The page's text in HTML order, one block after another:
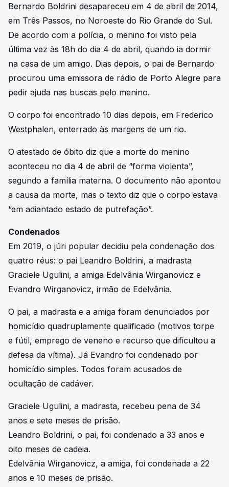
Bernardo Boldrini desapareceu em 4 de abril de 2014,
em Três Passos, no Noroeste do Rio Grande do Sul.
De acordo com a polícia, o menino foi visto pela
última vez às 18h do dia 4 de abril, quando ia dormir
na casa de um amigo. Dias depois, o pai de Bernardo
procurou uma emissora de rádio de Porto Alegre para
pedir ajuda nas buscas pelo menino.
O corpo foi encontrado 10 dias depois, em Frederico
Westphalen, enterrado às margens de um rio.
O atestado de óbito diz que a morte do menino
aconteceu no dia 4 de abril de “forma violenta”,
segundo a família materna. O documento não apontou
a causa da morte, mas o texto diz que o corpo estava
“em adiantado estado de putrefação”.
Condenados
Em 2019, o júri popular decidiu pela condenação dos
quatro réus: o pai Leandro Boldrini, a madrasta
Graciele Ugulini, a amiga Edelvânia Wirganovicz e
Evandro Wirganovicz, irmão de Edelvânia.
O pai, a madrasta e a amiga foram denunciados por
homicídio quadruplamente qualificado (motivos torpe
e fútil, emprego de veneno e recurso que dificultou a
defesa da vítima). Já Evandro foi condenado por
homicídio simples. Todos foram acusados de
ocultação de cadáver.
Graciele Ugulini, a madrasta, recebeu pena de 34
anos e sete meses de prisão.
Leandro Boldrini, o pai, foi condenado a 33 anos e
oito meses de cadeia.
Edelvânia Wirganovicz, a amiga, foi condenada a 22
anos e 10 meses de prisão.